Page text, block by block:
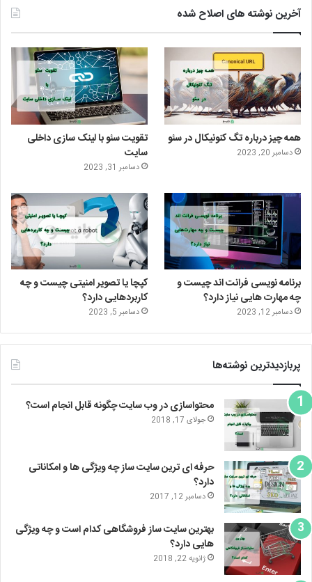
ی
ی
ت
ر
ک
ا
ی
س
ت
ا
گ
ر
م
ر
ا
م
آخرین نوشته های اصلاح شده
همه چیز درباره تگ کنونیکال در سئو
دسامبر 20, 2023
تقویت سئو با لینک سازی داخلی
سایت
دسامبر 31, 2023
برنامه نویسی فرانت اند چیست و
چه مهارت هایی نیاز دارد؟
دسامبر 12, 2023
کپچا یا تصویر امنیتی چیست و چه
کاربردهایی دارد؟
دسامبر 5, 2023
پربازدیدترین نوشته‌ها
محتواسازی در وب سایت چگونه قابل انجام است؟
جولای 17, 2018
حرفه ای ترین سایت ساز چه ویژگی ها و امکاناتی
دارد؟
دسامبر 12, 2017
بهترین سایت ساز فروشگاهی کدام است و چه ویژگی
هایی دارد؟
ژانویه 22, 2018